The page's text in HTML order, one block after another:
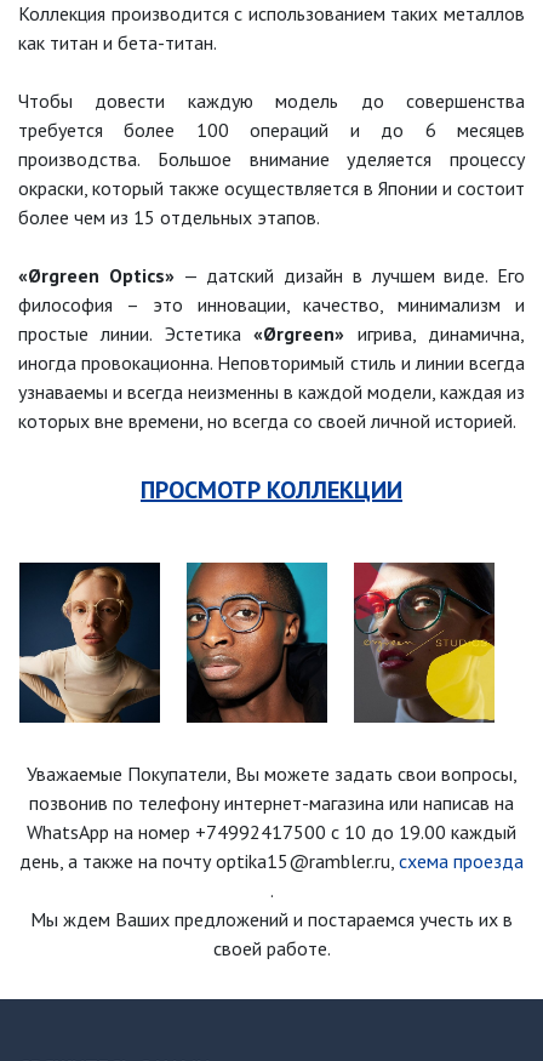
Коллекция производится с использованием таких металлов
как титан и бета-титан.
Чтобы довести каждую модель до совершенства
требуется более 100 операций и до 6 месяцев
производства. Большое внимание уделяется процессу
окраски, который также осуществляется в Японии и состоит
более чем из 15 отдельных этапов.
«Ørgreen Optics»— датский дизайн в лучшем виде. Его
философия – это инновации, качество, минимализм и
простые линии. Эстетика«Ørgreen» игрива, динамична,
иногда провокационна. Неповторимый стиль и линии всегда
узнаваемы и всегда неизменны в каждой модели, каждая из
которых вне времени, но всегда со своей личной историей.
ПРОСМОТР КОЛЛЕКЦИИ
Уважаемые Покупатели, Вы можете задать свои вопросы,
позвонив по телефону интернет-магазина или написав на
WhatsApp на номер +74992417500 с 10 до 19.00 каждый
день, а также на почту optika15@rambler.ru, схема проезда
.
Мы ждем Ваших предложений и постараемся учесть их в
своей работе.